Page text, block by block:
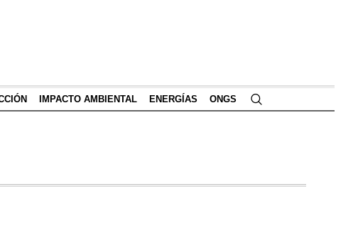
IMPACTO AMBIENTAL ENERGÍAS ONGS